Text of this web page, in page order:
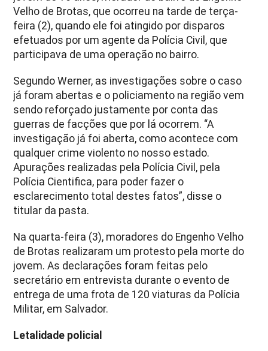
Velho de Brotas, que ocorreu na tarde de terça-
feira (2), quando ele foi atingido por disparos
efetuados por um agente da Polícia Civil, que
participava de uma operação no bairro.
Segundo Werner, as investigações sobre o caso
já foram abertas e o policiamento na região vem
sendo reforçado justamente por conta das
guerras de facções que por lá ocorrem. “A
investigação já foi aberta, como acontece com
qualquer crime violento no nosso estado.
Apurações realizadas pela Polícia Civil, pela
Polícia Cientifica, para poder fazer o
esclarecimento total destes fatos”, disse o
titular da pasta.
Na quarta-feira (3), moradores do Engenho Velho
de Brotas realizaram um protesto pela morte do
jovem. As declarações foram feitas pelo
secretário em entrevista durante o evento de
entrega de uma frota de 120 viaturas da Polícia
Militar, em Salvador.
Letalidade policial